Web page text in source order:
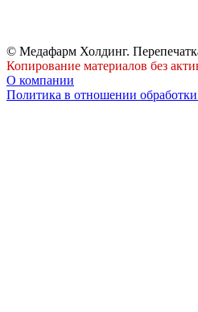
© Медафарм Холдинг.
Копирование материалов без
О компании
Политика в отношении